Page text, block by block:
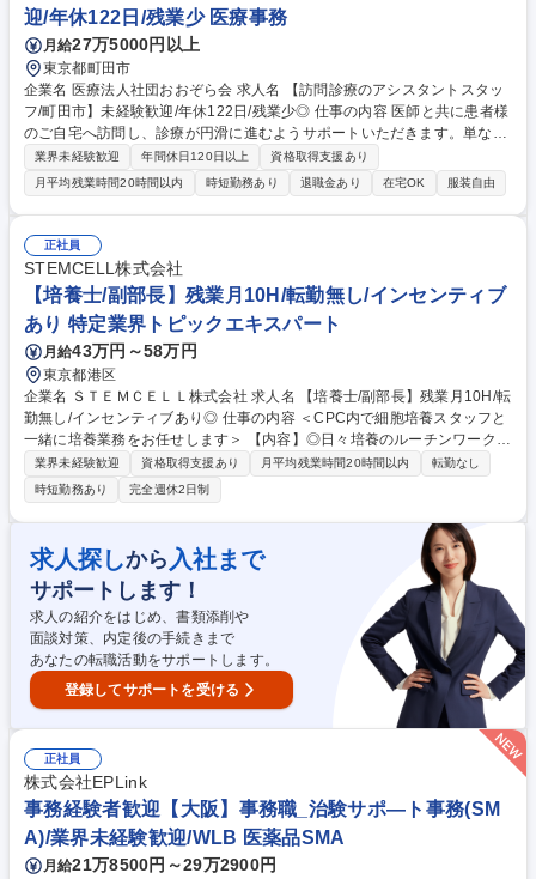
迎/年休122日/残業少 医療事務
月給27万5000円以上
東京都町田市
企業名 医療法人社団おおぞら会 求人名 【訪問診療のアシスタントスタッ
フ/町田市】未経験歓迎/年休122日/残業少◎ 仕事の内容 医師と共に患者様
のご自宅へ訪問し、診療が円滑に進むようサポートいただきます。単なる
補助ではなく、「医療現場を支える一員」として幅広く関わるポジション
です。 【具体的には】 ■訪問診療への同行（1日約15件） ■カルテ入力、
診療内容の記録サポート ■医療器材の準備・運搬 ■採血等の診療補助業務
患者様やご家族と接する機会も多く、医療と生活の両面に関わる実感を得
られます。 募集職種 【訪問診療のアシスタントスタッフ/町田市】未経験
歓迎/年休122日/残業少◎
業界未経験歓迎 年間休日120日以上
資格取得支援あり
月平均残業時間20時間以内
時短勤務あり 退職金あり 在宅OK 服装自由
正社員
STEMCELL株式会社
【培養士/副部長】残業月10H/転勤無し/インセンティブ
あり 特定業界トピックエキスパート
月給43万円～58万円
東京都港区
企業名 ＳＴＥＭＣＥＬＬ株式会社 求人名 【培養士/副部長】残業月10H/転
勤無し/インセンティブあり◎ 仕事の内容 ＜CPC内で細胞培養スタッフと
一緒に培養業務をお任せします＞ 【内容】◎日々培養のルーチンワークを
行います。 ※研究自体は行っていません 【詳細】 ■部長の業務補助 ■スタ
ッフのマネジメント、スケジュール調整 ■他部署からの問い合わせ対応 ■
新人教育 募集職種 【培養士/副部長】残業月10H/転勤無し/インセンティブ
あり◎
業界未経験歓迎 資格取得支援あり 月平均残業時間20時間以内
転勤なし
時短勤務あり
完全週休2日制
求人探しから 入社まで
サポートします！
求人の紹介をはじめ、書類添削や
面談対策、内定後の手続きまで
あなたの転職活動をサポートします。
登録してサポートを受ける
正社員
株式会社EPLink
事務経験者歓迎【大阪】事務職_治験サポ―ト事務(SM
A)/業界未経験歓迎/WLB 医薬品SMA
月給21万8500円～29万2900円